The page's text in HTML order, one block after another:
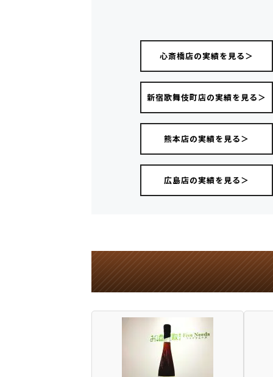
心斎橋店の実績を見る＞
新宿歌舞伎町店の実績を見る＞
熊本店の実績を見る＞
広島店の実績を見る＞